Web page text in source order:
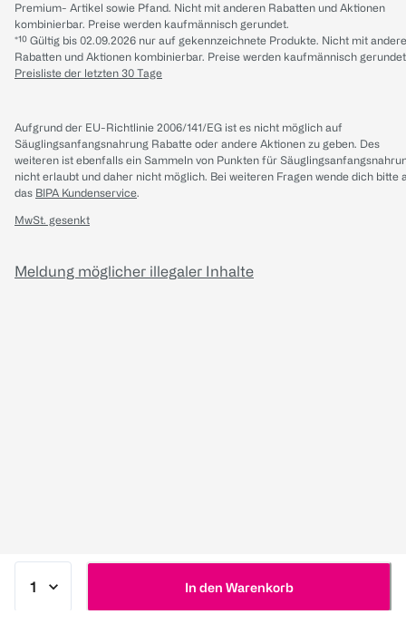
In den Warenkorb
Premium- Artikel sowie Pfand. Nicht mit anderen Rabatten und Aktionen
kombinierbar. Preise werden kaufmännisch gerundet.
*¹⁰ Gültig bis 02.09.2026 nur auf gekennzeichnete Produkte. Nicht mit
Rabatten und Aktionen kombinierbar. Preise werden kaufmännisch
Preisliste der letzten 30 Tage
Aufgrund der EU-Richtlinie 2006/141/EG ist es nicht möglich auf
Säuglingsanfangsnahrung Rabatte oder andere Aktionen zu geben. Des
weiteren ist ebenfalls ein Sammeln von Punkten für
nicht erlaubt und daher nicht möglich. Bei weiteren Fragen wende dich bitte
das BIPA Kundenservice.
MwSt. gesenkt
Meldung möglicher illegaler Inhalte